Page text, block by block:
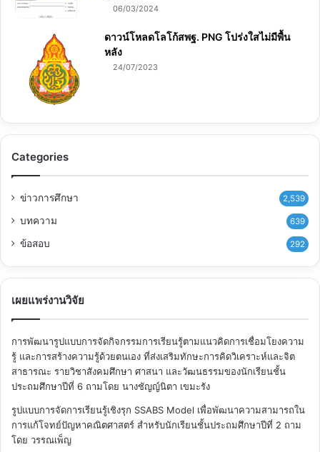
06/03/2024
ดาวน์โหลดโลโก้สพฐ. PNG โปร่งใสไม่มีพื้น
หลัง
24/07/2023
Categories
ข่าวการศึกษา 2,539
บทความ 639
ข้อสอบ 292
เผยแพร่งานวิจัย
การพัฒนารูปแบบการจัดกิจกรรมการเรียนรู้ตามแนวคิดการเชื่อมโยงความ
รู้ และการสร้างความรู้ด้วยตนเอง ที่ส่งเสริมทักษะการคิดวิเคราะห์และจิต
สาธารณะ รายวิชาสังคมศึกษา ศาสนา และวัฒนธรรมของนักเรียนชั้น
ประถมศึกษาปีที่ 6 ถามโดย นางชัญญ์นิตา เขมะรัง
รูปแบบการจัดการเรียนรู้เชิงรุก SSABS Model เพื่อพัฒนาความสามารถใน
การแก้โจทย์ปัญหาคณิตศาสตร์ สำหรับนักเรียนชั้นประถมศึกษาปีที่ 2 ถาม
โดย วรรณเพ็ญ